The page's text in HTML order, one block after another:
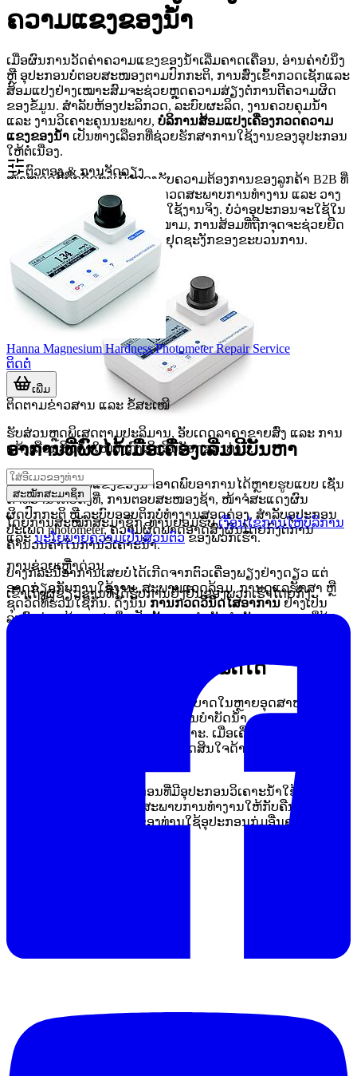
ຄວາມແຂງຂອງນ້ຳ
ເມື່ອຜົນການວັດຄ່າຄວາມແຂງຂອງນ້ຳເລີ່ມຄາດເຄື່ອນ, ອ່ານຄ່າບໍ່ນິ່ງ
ຫຼື ອຸປະກອນບໍ່ຕອບສະໜອງຕາມປົກກະຕິ, ການສົ່ງເຂົ້າກວດເຊັກແລະ
ສ້ອມແປງຢ່າງເໝາະສົມຈະຊ່ວຍຫຼຸດຄວາມສ່ຽງຕໍ່ການຕີຄວາມຜິດ
ຂອງຂໍ້ມູນ. ສຳລັບຫ້ອງປະລິກວດ, ລະບົບຜະລິດ, ງານຄວບຄຸມນ້ຳ
ແລະ ງານວິເຄາະຄຸນນະພາບ, ບໍລິການສ້ອມແປງເຄື່ອງກວດຄວາມ
ແຂງຂອງນ້ຳ ເປັນທາງເລືອກທີ່ຊ່ວຍຮັກສາການໃຊ້ງານຂອງອຸປະກອນ
ໃຫ້ຕໍ່ເນື່ອງ.
ໜ້າໝວດນີ້ຖືກຈັດທຳເພື່ອຮອງຮັບຄວາມຕ້ອງການຂອງລູກຄ້າ B2B ທີ່
ຕ້ອງການປະເມີນອາການເສຍ, ກວດສະພາບການທຳງານ ແລະ ວາງ
ແຜນສ້ອມໃຫ້ສອດຄ່ອງກັບການໃຊ້ງານຈິງ. ບໍ່ວ່າອຸປະກອນຈະໃຊ້ໃນ
ງານຫ້ອງແລັບ ຫຼື ງານພາກສະໜາມ, ການສ້ອມທີ່ຖືກຈຸດຈະຊ່ວຍຍືດ
ອາຍຸການໃຊ້ງານ ແລະ ລົດການຢຸດຊະງັກຂອງຂະບວນການ.
ອາການທີ່ພົບໄດ້ເມື່ອເຄື່ອງເລີ່ມມີບັນຫາ
ເຄື່ອງກວດຄວາມແຂງຂອງນ້ຳອາດພົບອາການໄດ້ຫຼາຍຮູບແບບ ເຊັ່ນ
ຄ່າທີ່ອ່ານໄດ້ບໍ່ຄົງທີ່, ການຕອບສະໜອງຊ້າ, ໜ້າຈໍສະແດງຜົນ
ຜິດປົກກະຕິ ຫຼື ລະບົບອອບຕິກບໍ່ທຳງານສອດຄ່ອງ. ສຳລັບອຸປະກອນ
ປະເພດ photometer, ຄວາມຜິດພາດອາດສົ່ງຜົນໂດຍກົງຕໍ່ການ
ຄຳນວນຄ່າໃນການວິເຄາະນ້ຳ.
ບາງກໍລະນີອາການເສຍບໍ່ໄດ້ເກີດຈາກຕົວເຄື່ອງພຽງຢ່າງດຽວ ແຕ່
ອາດກ່ຽວກັບການໃຊ້ງານ, ສະພາບແວດລ້ອມ, ການດູແລຮັກສາ ຫຼື
ຊຸດວັດທີ່ຮ່ວມໃຊ້ກັນ. ດັ່ງນັ້ນ ການກວດວິນິດໄສອາການ ຢ່າງເປັນ
ລະບົບກ່ອນສ້ອມແປງ ຈຶ່ງເປັນຂັ້ນຕອນສຳຄັນສຳລັບງານ B2B ທີ່ຕ້ອງ
ພຶ່ງພາຂໍ້ມູນທີ່ໜ້າເຊື່ອຖື.
ບໍລິການນີ້ເໝາະກັບງານປະເພດໃດ
ການກວດຄ່າຄວາມແຂງຂອງນ້ຳມີບົດບາດໃນຫຼາຍອຸດສາຫະກຳ
ຕັ້ງແຕ່ລະບົບນ້ຳໃຊ້, ລະບົບ boiler, ງານບຳບັດນ້ຳ, ອາຫານແລະ
ເຄື່ອງດື່ມ ໄປຈົນເຖິງຫ້ອງທົດລອງວິເຄາະ. ເມື່ອເຄື່ອງວັດມີບັນຫາ,
ຄຸນນະພາບຂໍ້ມູນອາດກະທົບຕໍ່ການຕັດສິນໃຈດ້ານຂະບວນການ ແລະ
ໝວດນີ້ຈຶ່ງເໝາະສຳລັບອົງກອນທີ່ມີອຸປະກອນວິເຄາະນ້ຳໃຊ້ງານເປັນ
ປະຈຳ ແລະ ຕ້ອງການຟື້ນຟູສະພາບການທຳງານໃຫ້ກັບຄືນສູ່ສະພາບ
ທີ່ເໝາະສົມ. ຖ້າໜ່ວຍງານຂອງທ່ານໃຊ້ອຸປະກອນກຸ່ມອື່ນຄຽງກັນ,
ຕົວຕອງ & ການຈັດລຽງ
Hanna Magnesium Hardness Photometer Repair Service
ຕິດຕໍ່
ເພີ່ມ
ຕິດຕາມຂ່າວສານ ແລະ ຂໍ້ສະເໜີ
ຮັບສ່ວນຫຼຸດພິເສດຕາມປະລິມານ, ອັບເດດລາຄາຂາຍສົ່ງ ແລະ ການ
ແຈ້ງເຕືອນສິນຄ້າໃໝ່ສົ່ງກົງເຖິງອິນບັອກຂອງທ່ານ.
ສະໝັກສະມາຊິກ
ໂດຍການສະໝັກສະມາຊິກ, ທ່ານຍອມຮັບເງື່ອນໄຂການໃຫ້ບໍລິການ
ແລະນະໂຍບາຍຄວາມເປັນສ່ວນຕົວຂອງພວກເຮົາ.
ການຊ່ວຍເຫຼືໍາດ່ວນ
ເຂົ້າເຖິງຜູ້ຊ່ຽວຊານທີ່ໄດ້ຮັບການຢັ້ງຢືນຂອງພວກເຮົາໂດຍກົງ